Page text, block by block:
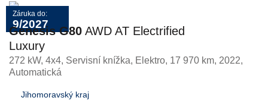
Záruka do:
9/2027
Genesis G80 AWD AT Electrified
Luxury
272 kW, 4x4, Servisní knížka, Elektro, 17 970 km, 2022,
Automatická
Jihomoravský kraj